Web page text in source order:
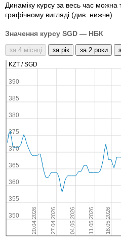
Динаміку курсу за весь час можна
графічному вигляді (див. нижче).
Значення курсу SGD — НБК